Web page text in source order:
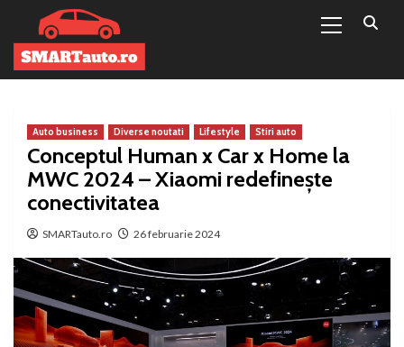
conținut
Menu
Auto business Diverse noutati Lifestyle Stiri auto
Conceptul Human x Car x Home la
MWC 2024 – Xiaomi redefinește
conectivitatea
SMARTauto.ro 26 februarie 2024